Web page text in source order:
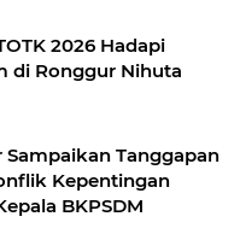
2026 Hadapi
di Ronggur Nihuta
Sampaikan Tanggapan
Kepentingan
BKPSDM